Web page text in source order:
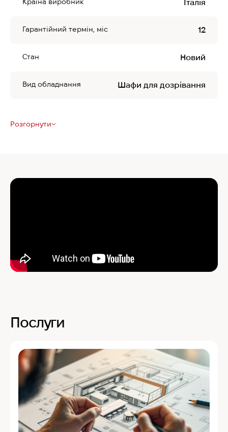
Італія
Гарантійний термін, міс 12
Стан Новий
Вид обладнання Шафи для дозрівання
Розгорнути
Послуги